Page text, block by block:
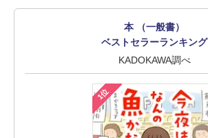
本 （一般書）
ベストセラーランキング
KADOKAWA調べ
1位